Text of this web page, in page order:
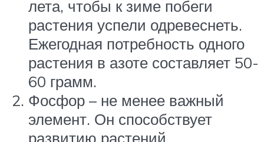
лета, чтобы к зиме побеги
растения успели одревеснеть.
Ежегодная потребность одного
растения в азоте составляет 50-
60 грамм.
Фосфор – не менее важный
элемент. Он способствует
развитию растений,